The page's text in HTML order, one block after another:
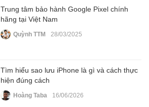
Trung tâm bảo hành Google Pixel chính
hãng tại Việt Nam
Quỳnh TTM 28/03/2025
Tìm hiểu sao lưu iPhone là gì và cách thực
hiện đúng cách
Hoàng Taba 16/06/2026